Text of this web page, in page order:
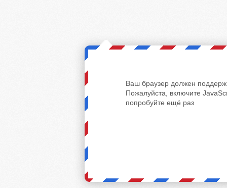
Ваш браузер должен
Пожалуйста, включите
попробуйте ещё раз